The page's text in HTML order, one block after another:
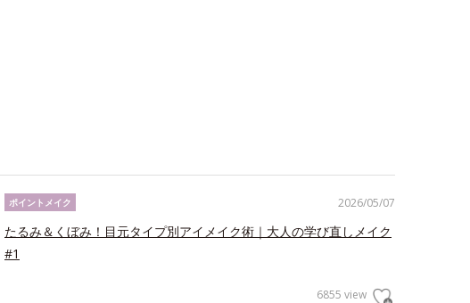
2026/05/07
ポイントメイク
たるみ＆くぼみ！目元タイプ別アイメイク術｜大人の学び直しメイク
#1
6855 view